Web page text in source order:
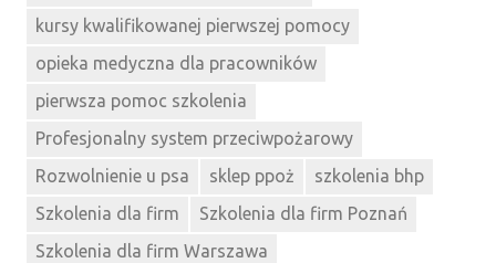
kursy kwalifikowanej pierwszej pomocy
opieka medyczna dla pracowników
pierwsza pomoc szkolenia
Profesjonalny system przeciwpożarowy
Rozwolnienie u psa
sklep ppoż
szkolenia bhp
Szkolenia dla firm
Szkolenia dla firm Poznań
Szkolenia dla firm Warszawa